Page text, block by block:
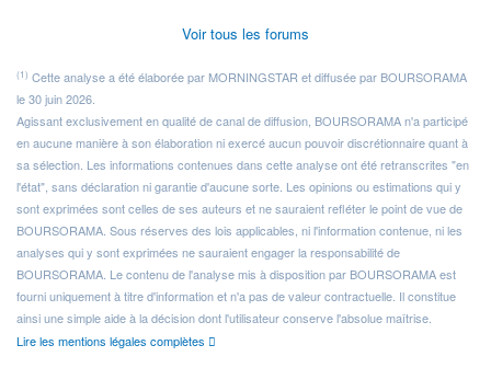
Voir tous les forums
(1) Cette analyse a été élaborée par MORNINGSTAR et diffusée par BOURSORAMA
le 30 juin 2026.
Agissant exclusivement en qualité de canal de diffusion, BOURSORAMA n'a participé
en aucune manière à son élaboration ni exercé aucun pouvoir discrétionnaire quant à
sa sélection. Les informations contenues dans cette analyse ont été retranscrites "en
l'état", sans déclaration ni garantie d'aucune sorte. Les opinions ou estimations qui y
sont exprimées sont celles de ses auteurs et ne sauraient refléter le point de vue de
BOURSORAMA. Sous réserves des lois applicables, ni l'information contenue, ni les
analyses qui y sont exprimées ne sauraient engager la responsabilité de
BOURSORAMA. Le contenu de l'analyse mis à disposition par BOURSORAMA est
fourni uniquement à titre d'information et n'a pas de valeur contractuelle. Il constitue
ainsi une simple aide à la décision dont l'utilisateur conserve l'absolue maîtrise.
Lire les mentions légales complètes